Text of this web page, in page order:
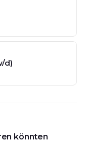
d)
könnten